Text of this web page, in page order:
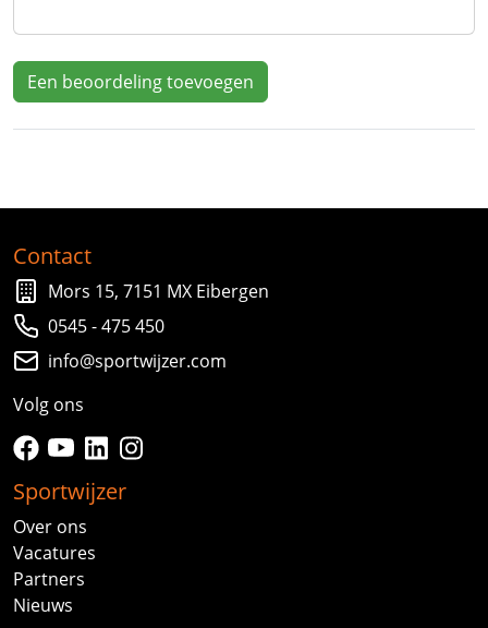
Een beoordeling toevoegen
Contact
Mors 15, 7151 MX Eibergen
0545 - 475 450
info@sportwijzer.com
Volg ons
facebookyoutubelinkedininstagram
Sportwijzer
Over ons
Vacatures
Partners
Nieuws